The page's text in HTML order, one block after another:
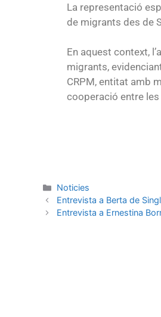
La representació
de migrants des de
En aquest context,
migrants,
CRPM, entitat amb
cooperació entre
Noticies
Entrevista a Berta de
Entrevista a Ernestina